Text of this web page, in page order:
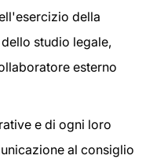
della
studio legale,
esterno
e di ogni loro
al consiglio